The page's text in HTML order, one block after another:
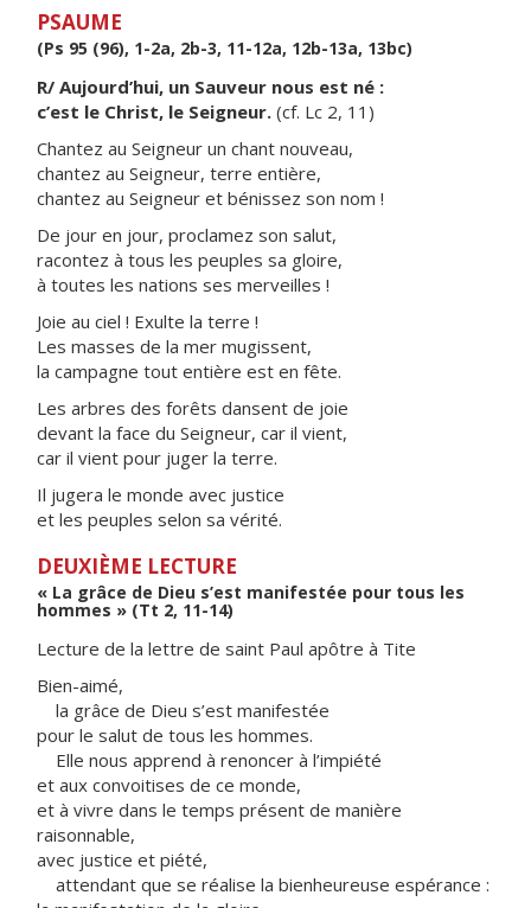
PSAUME
(Ps 95 (96), 1-2a, 2b-3, 11-12a, 12b-13a, 13bc)
R/ Aujourd’hui, un Sauveur nous est né :
c’est le Christ, le Seigneur. (cf. Lc 2, 11)
Chantez au Seigneur un chant nouveau,
chantez au Seigneur, terre entière,
chantez au Seigneur et bénissez son nom !
De jour en jour, proclamez son salut,
racontez à tous les peuples sa gloire,
à toutes les nations ses merveilles !
Joie au ciel ! Exulte la terre !
Les masses de la mer mugissent,
la campagne tout entière est en fête.
Les arbres des forêts dansent de joie
devant la face du Seigneur, car il vient,
car il vient pour juger la terre.
Il jugera le monde avec justice
et les peuples selon sa vérité.
DEUXIÈME LECTURE
« La grâce de Dieu s’est manifestée pour tous les
hommes » (Tt 2, 11-14)
Lecture de la lettre de saint Paul apôtre à Tite
Bien-aimé,
la grâce de Dieu s’est manifestée
pour le salut de tous les hommes.
Elle nous apprend à renoncer à l’impiété
et aux convoitises de ce monde,
et à vivre dans le temps présent de manière
raisonnable,
avec justice et piété,
attendant que se réalise la bienheureuse espérance :